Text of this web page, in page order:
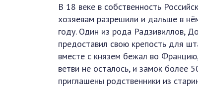
В 18 веке в собственность
хозяевам разрешили и дальше в
году. Один из рода Радзивиллов,
предоставил свою крепость для
вместе с князем бежал во
ветви не осталось, и замок более
приглашены родственники из